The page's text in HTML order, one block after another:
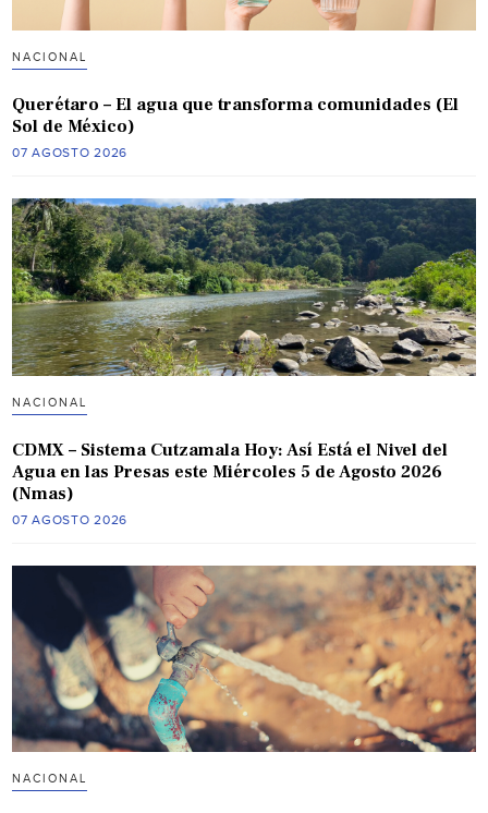
NACIONAL
Querétaro – El agua que transforma comunidades (El
Sol de México)
07 AGOSTO 2026
NACIONAL
CDMX – Sistema Cutzamala Hoy: Así Está el Nivel del
Agua en las Presas este Miércoles 5 de Agosto 2026
(Nmas)
07 AGOSTO 2026
NACIONAL